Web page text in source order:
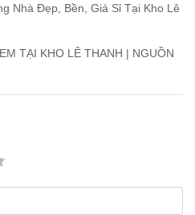
Nhà Đẹp, Bền, Giá Sỉ Tại Kho Lê
TẠI KHO LÊ THANH | NGUỒN